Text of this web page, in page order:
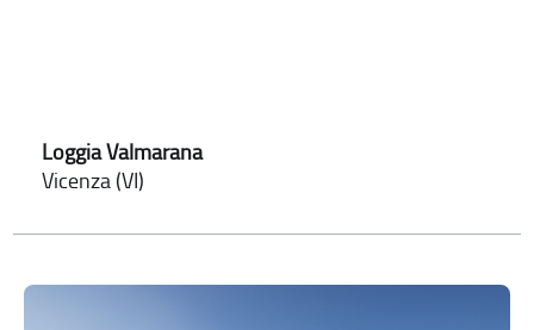
Loggia Valmarana
Vicenza (VI)